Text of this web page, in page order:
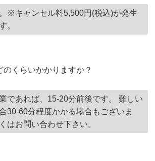
※キャンセル料5,500円(税込)が発生
。
のくらいかかりますか？
であれば、15-20分前後です。 難しい
30-60分程度かかる場合もございま
はお問い合わせ下さい。